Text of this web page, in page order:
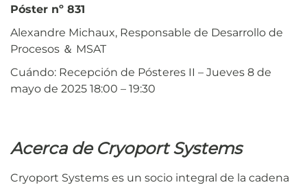
Póster nº 831
Alexandre Michaux, Responsable de Desarrollo de
Procesos ＆ MSAT
Cuándo: Recepción de Pósteres II – Jueves 8 de
mayo de 2025 18:00 – 19:30
Acerca de Cryoport Systems
Cryoport Systems es un socio integral de la cadena